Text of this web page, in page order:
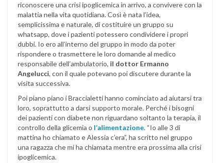
riconoscere una crisi ipoglicemica in arrivo, a convivere con la
malattia nella vita quotidiana. Così è nata l’idea,
semplicissima e naturale, di costituire un gruppo su
whatsapp, dove i pazienti potessero condividere i propri
dubbi. Io ero all’interno del gruppo in modo da poter
rispondere o trasmettere le loro domande al medico
responsabile dell’ambulatorio, il dottor Ermanno
Angelucci, con il quale potevano poi discutere durante la
visita successiva.
Poi piano piano i Braccialetti hanno cominciato ad aiutarsi tra
loro, soprattutto a darsi supporto morale. Perché i bisogni
dei pazienti con diabete non riguardano soltanto la terapia, il
controllo della glicemia o l’alimentazione. “Io alle 3 di
mattina ho chiamato e Alessia c’era”, ha scritto nel gruppo
una ragazza che mi ha chiamata mentre era prossima alla crisi
ipoglicemica.